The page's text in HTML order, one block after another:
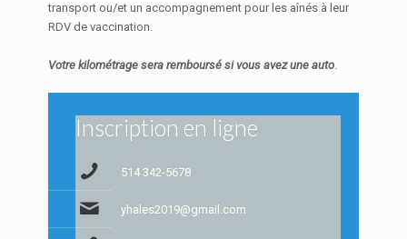
transport ou/et un accompagnement pour les aînés à leur
RDV de vaccination.
Votre kilométrage sera remboursé si vous avez une auto.
Inscription en ligne
514 342-5678
yhales2019@gmail.com